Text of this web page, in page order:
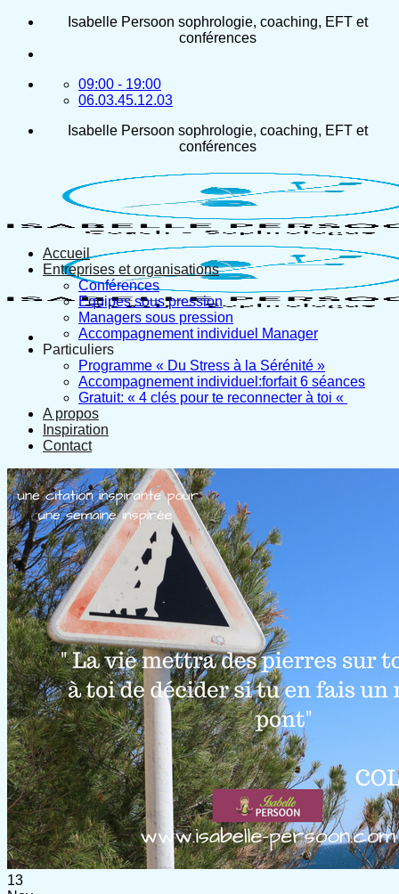
Passer
contenu
Isabelle Persoon sophrologie, coaching, EFT et
conférences
09:00 - 19:00
06.03.45.12.03
Isabelle Persoon sophrologie, coaching, EFT et
conférences
Accueil
Entreprises et organisations
Conférences
Equipes sous pression
Managers sous pression
Accompagnement individuel Manager
Particuliers
Programme « Du Stress à la Sérénité »
Accompagnement individuel:forfait 6 séances
Gratuit: « 4 clés pour te reconnecter à toi «
A propos
Inspiration
Contact
13